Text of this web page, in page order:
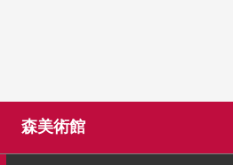
森美術館